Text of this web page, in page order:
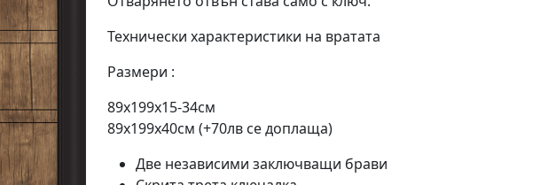
Технически характеристики на вратата
Размери :
89х199х15-34см
89х199х40см (+70лв се доплаща)
Две независими заключващи брави